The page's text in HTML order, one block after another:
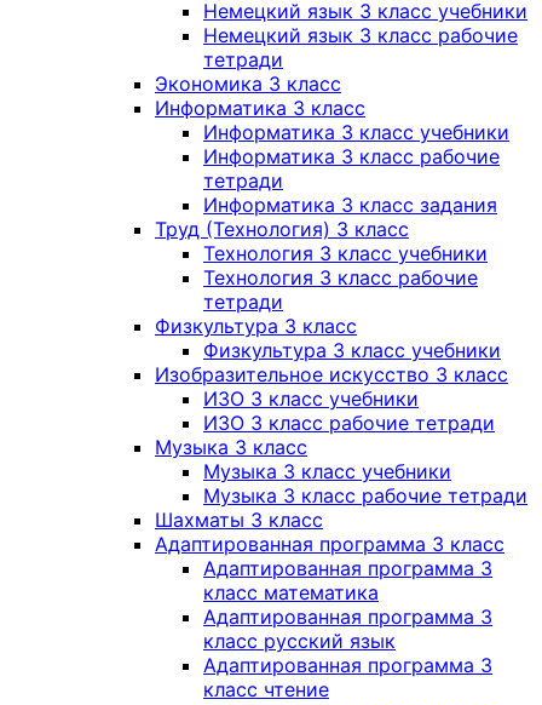
Немецкий язык 3 класс учебники
Немецкий язык 3 класс рабочие
тетради
Экономика 3 класс
Информатика 3 класс
Информатика 3 класс учебники
Информатика 3 класс рабочие
тетради
Информатика 3 класс задания
Труд (Технология) 3 класс
Технология 3 класс учебники
Технология 3 класс рабочие
тетради
Физкультура 3 класс
Физкультура 3 класс учебники
Изобразительное искусство 3 класс
ИЗО 3 класс учебники
ИЗО 3 класс рабочие тетради
Музыка 3 класс
Музыка 3 класс учебники
Музыка 3 класс рабочие тетради
Шахматы 3 класс
Адаптированная программа 3 класс
Адаптированная программа 3
класс математика
Адаптированная программа 3
класс русский язык
Адаптированная программа 3
класс чтение